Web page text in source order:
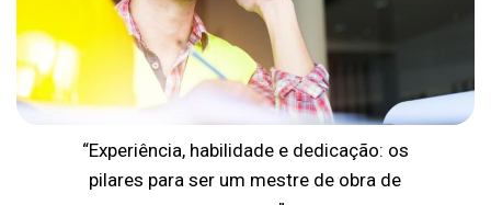
“Experiência, habilidade e dedicação: os
pilares para ser um mestre de obra de